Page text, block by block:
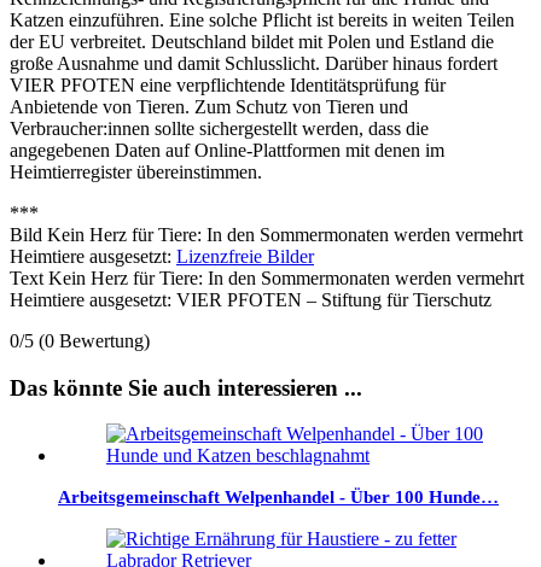
Katzen einzuführen. Eine solche Pflicht ist bereits in weiten Teilen
der EU verbreitet. Deutschland bildet mit Polen und Estland die
große Ausnahme und damit Schlusslicht. Darüber hinaus fordert
VIER PFOTEN eine verpflichtende Identitätsprüfung für
Anbietende von Tieren. Zum Schutz von Tieren und
Verbraucher:innen sollte sichergestellt werden, dass die
angegebenen Daten auf Online-Plattformen mit denen im
Heimtierregister übereinstimmen.
***
Bild Kein Herz für Tiere: In den Sommermonaten werden vermehrt
Heimtiere ausgesetzt: Lizenzfreie Bilder
Text Kein Herz für Tiere: In den Sommermonaten werden vermehrt
Heimtiere ausgesetzt: VIER PFOTEN – Stiftung für Tierschutz
0/5 (0 Bewertung)
Das könnte Sie auch interessieren ...
Arbeitsgemeinschaft Welpenhandel - Über 100 Hunde…